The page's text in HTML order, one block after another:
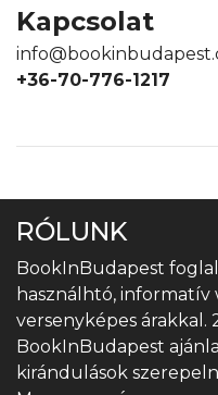
Kapcsolat
+36-70-776-1217
RÓLUNK
BookInBudapest
használhtó,
versenyképes
BookInBudapest
kirándulások